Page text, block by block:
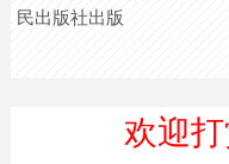
民出版社出版
欢迎